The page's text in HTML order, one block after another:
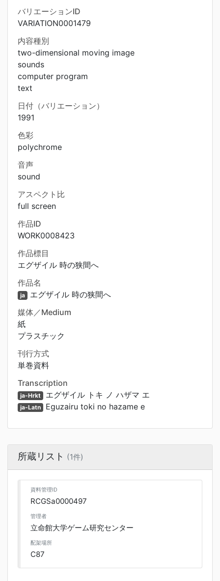
バリエーションID
VARIATION0001479
内容種別
two-dimensional moving image
sounds
computer program
text
日付（バリエーション）
1991
色彩
polychrome
音声
sound
アスペクト比
full screen
作品ID
WORK0008423
作品標目
エグザイル 時の狭間へ
作品名
ja エグザイル 時の狭間へ
媒体／Medium
紙
プラスチック
刊行方式
単巻資料
Transcription
ja-Hrkt エグザイル トキ ノ ハザマ エ
ja-Latn Eguzairu toki no hazame e
所蔵リスト (1件)
資料管理ID
RCGSa0000497
管理者
立命館大学ゲーム研究センター
配架場所
C87